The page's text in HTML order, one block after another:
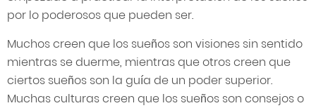
por lo poderosos que pueden ser.
Muchos creen que los sueños son visiones sin sentido
mientras se duerme, mientras que otros creen que
ciertos sueños son la guía de un poder superior.
Muchas culturas creen que los sueños son consejos o